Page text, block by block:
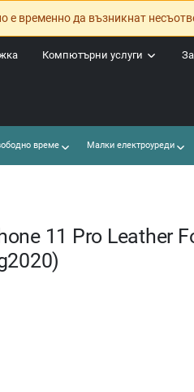
временно да възникнат
Компютърни услуги
време Малки електроуреди
11 Pro Leather